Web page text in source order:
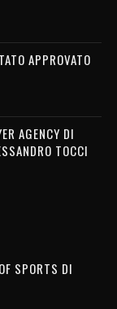
APPROVATO
AGENCY DI
TOCCI
SPORTS DI